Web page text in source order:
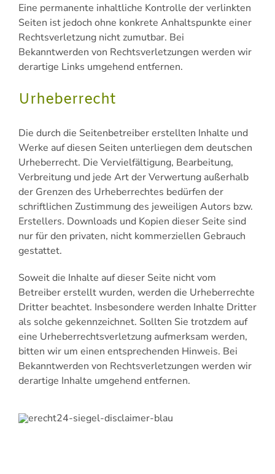
Eine permanente inhaltliche Kontrolle der verlinkten
Seiten ist jedoch ohne konkrete Anhaltspunkte einer
Rechtsverletzung nicht zumutbar. Bei
Bekanntwerden von Rechtsverletzungen werden wir
derartige Links umgehend entfernen.
Urheberrecht
Die durch die Seitenbetreiber erstellten Inhalte und
Werke auf diesen Seiten unterliegen dem deutschen
Urheberrecht. Die Vervielfältigung, Bearbeitung,
Verbreitung und jede Art der Verwertung außerhalb
der Grenzen des Urheberrechtes bedürfen der
schriftlichen Zustimmung des jeweiligen Autors bzw.
Erstellers. Downloads und Kopien dieser Seite sind
nur für den privaten, nicht kommerziellen Gebrauch
gestattet.
Soweit die Inhalte auf dieser Seite nicht vom
Betreiber erstellt wurden, werden die Urheberrechte
Dritter beachtet. Insbesondere werden Inhalte Dritter
als solche gekennzeichnet. Sollten Sie trotzdem auf
eine Urheberrechtsverletzung aufmerksam werden,
bitten wir um einen entsprechenden Hinweis. Bei
Bekanntwerden von Rechtsverletzungen werden wir
derartige Inhalte umgehend entfernen.